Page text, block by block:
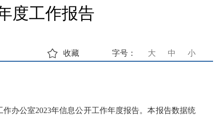
度工作报告
字号： 大 中 小
收藏
办公室2023年信息公开工作年度报告。本报告数据统